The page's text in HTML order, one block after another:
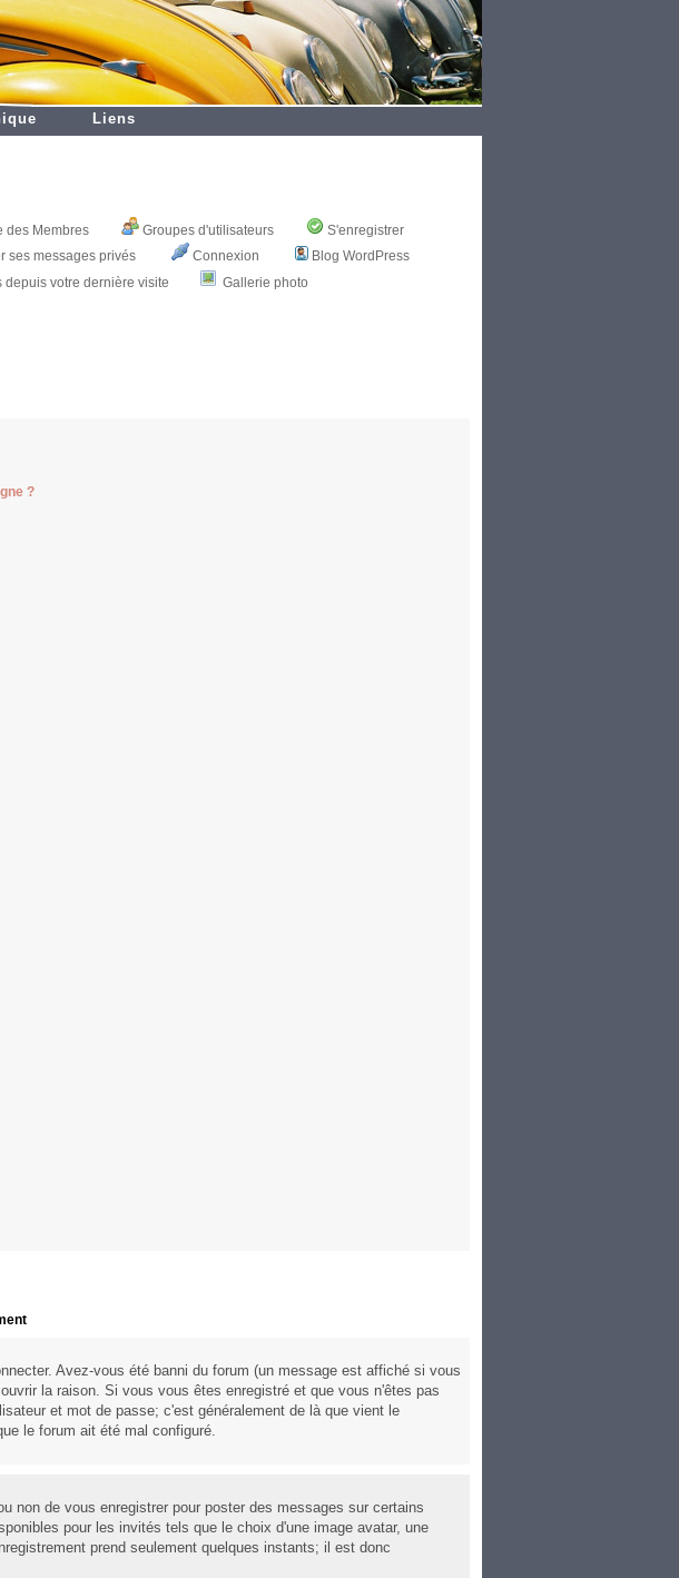
Liens
des Membres Groupes d'utilisateurs
S'enregistrer
ses messages privés Connexion
Blog WordPress
votre dernière visite
Gallerie photo
?
Avez-vous été banni du forum (un message est affiché si vous
la raison. Si vous vous êtes enregistré et que vous n'êtes pas
et mot de passe; c'est généralement de là que vient le
le forum ait été mal configuré.
non de vous enregistrer pour poster des messages sur certains
pour les invités tels que le choix d'une image avatar, une
prend seulement quelques instants; il est donc